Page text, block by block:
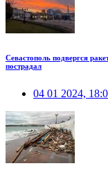
Севастополь подвергся
пострадал
04 01 2024,